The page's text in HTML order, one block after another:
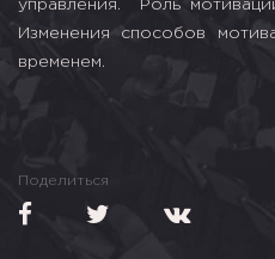
управления. Роль
Изменения способов
временем.
Поделиться